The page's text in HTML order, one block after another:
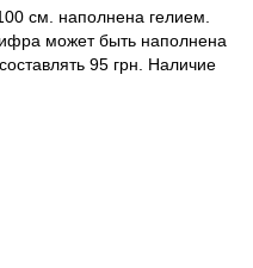
см. наполнена гелием.
может быть наполнена
95 грн. Наличие